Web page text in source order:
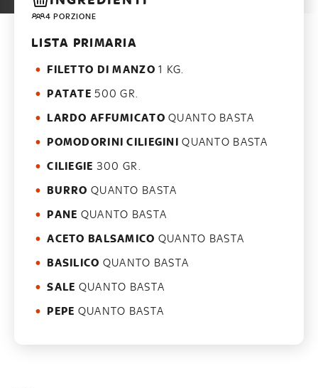
4 PORZIONE
LISTA PRIMARIA
FILETTO DI MANZO 1 KG.
PATATE 500 GR.
LARDO AFFUMICATO QUANTO BASTA
POMODORINI CILIEGINI QUANTO BASTA
CILIEGIE 300 GR.
BURRO QUANTO BASTA
PANE QUANTO BASTA
ACETO BALSAMICO QUANTO BASTA
BASILICO QUANTO BASTA
SALE QUANTO BASTA
PEPE QUANTO BASTA